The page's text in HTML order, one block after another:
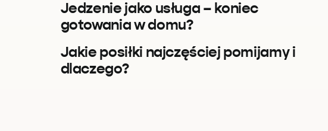
Jedzenie jako usługa – koniec
gotowania w domu?
Jakie posiłki najczęściej pomijamy i
dlaczego?